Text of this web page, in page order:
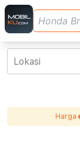
Lokasi
Harga